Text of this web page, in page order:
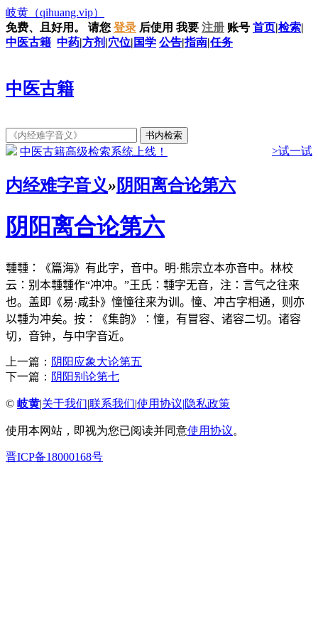
岐黄 （qihuang.vip）
免费、且好用。
请您 登录 后使用 我要 注册 账号 首页|检索|
中医古籍 中药|方剂 |穴位| 国学 公告|指南|任务
中医古籍
中医古籍高级检索系统上线！ >试一试
内经难字音义»阴阳离合论第六
阴阳离合论第六
𩅞𩅞：《篇海》有此字，音中。明·熊宗立本亦音中。林校
云：别本𩅞𩅞作“冲冲。”王氏：𩅞字无音，注：言气之往来
也。盖即《易·咸卦》憧憧往来为训。憧、冲古字相通，则亦
以𩅞为冲矣。按：《集韵》：憧，有冒容、诸容二切。诸容
切，音钟，与中字音近。
上一篇： 阴阳应象大论第五
下一篇： 阴阳别论第七
© 岐黄|关于我们|联系我们|使用协议|隐私政策
使用本网站，即视为您已阅读并同意使用协议。
晋ICP备18000168号